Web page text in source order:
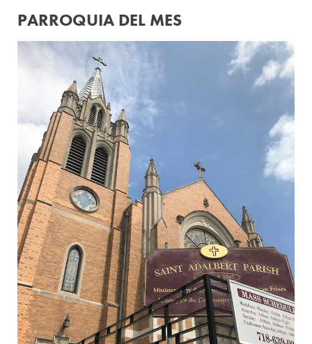
PARROQUIA DEL MES